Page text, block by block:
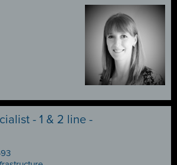
- 1 & 2 line -